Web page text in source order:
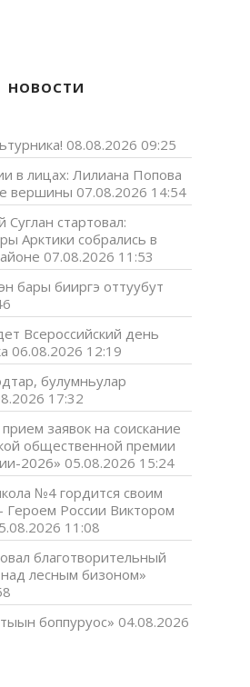
НОВОСТИ
08.08.2026 09:25
в лицах: Лилиана Попова
вершины 07.08.2026 14:54
стартовал:
Арктики собрались в
07.08.2026 11:53
бары бииргэ оттуубут
Всероссийский день
06.08.2026 12:19
булумньулар
17:32
заявок на соискание
общественной премии
2026» 05.08.2026 15:24
№4 гордится своим
России Виктором
11:08
благотворительный
лесным бизоном»
боппуруос» 04.08.2026